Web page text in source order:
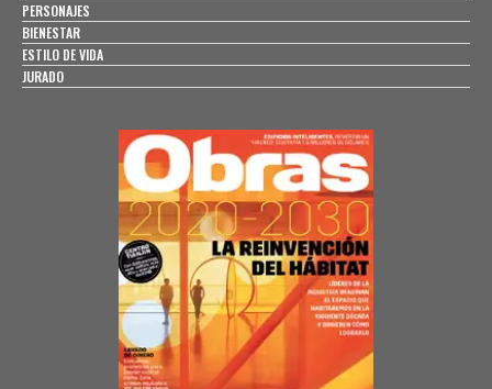
PERSONAJES
BIENESTAR
ESTILO DE VIDA
JURADO